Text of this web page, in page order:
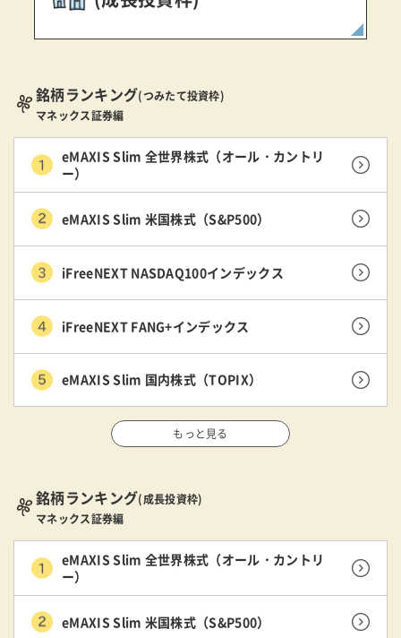
銘柄ランキング(つみたて投資枠)
マネックス証券編
eMAXIS Slim 全世界株式（オール・カントリ
ー）
eMAXIS Slim 米国株式（S&P500）
iFreeNEXT NASDAQ100インデックス
iFreeNEXT FANG+インデックス
eMAXIS Slim 国内株式（TOPIX）
もっと見る
銘柄ランキング(成長投資枠)
マネックス証券編
eMAXIS Slim 全世界株式（オール・カントリ
ー）
eMAXIS Slim 米国株式（S&P500）